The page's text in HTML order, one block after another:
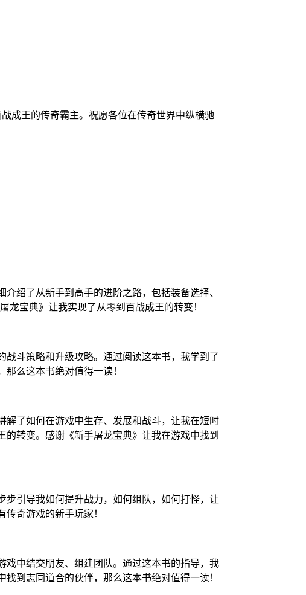
成王的传奇霸主。祝愿各位在传奇世界中纵横驰
绍了从新手到高手的进阶之路，包括装备选择、
宝典》让我实现了从零到百战成王的转变！
战斗策略和升级攻略。通过阅读这本书，我学到了
么这本书绝对值得一读！
了如何在游戏中生存、发展和战斗，让我在短时
转变。感谢《新手屠龙宝典》让我在游戏中找到
步引导我如何提升战力，如何组队，如何打怪，让
奇游戏的新手玩家！
戏中结交朋友、组建团队。通过这本书的指导，我
到志同道合的伙伴，那么这本书绝对值得一读！